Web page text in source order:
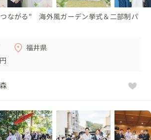
つながる" 海外風ガーデン挙式＆二部制パ
福井県